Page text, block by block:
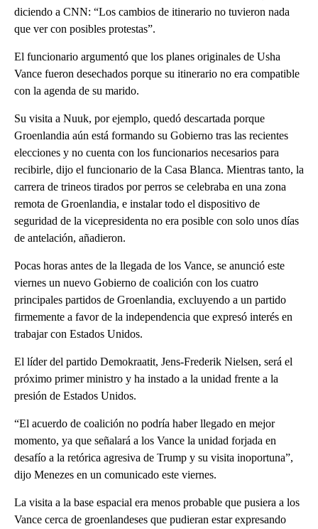
diciendo a CNN: “Los cambios de itinerario no tuvieron nada
que ver con posibles protestas”.
El funcionario argumentó que los planes originales de Usha
Vance fueron desechados porque su itinerario no era compatible
con la agenda de su marido.
Su visita a Nuuk, por ejemplo, quedó descartada porque
Groenlandia aún está formando su Gobierno tras las recientes
elecciones y no cuenta con los funcionarios necesarios para
recibirle, dijo el funcionario de la Casa Blanca. Mientras tanto, la
carrera de trineos tirados por perros se celebraba en una zona
remota de Groenlandia, e instalar todo el dispositivo de
seguridad de la vicepresidenta no era posible con solo unos días
de antelación, añadieron.
Pocas horas antes de la llegada de los Vance, se anunció este
viernes un nuevo Gobierno de coalición con los cuatro
principales partidos de Groenlandia, excluyendo a un partido
firmemente a favor de la independencia que expresó interés en
trabajar con Estados Unidos.
El líder del partido Demokraatit, Jens-Frederik Nielsen, será el
próximo primer ministro y ha instado a la unidad frente a la
presión de Estados Unidos.
“El acuerdo de coalición no podría haber llegado en mejor
momento, ya que señalará a los Vance la unidad forjada en
desafío a la retórica agresiva de Trump y su visita inoportuna”,
dijo Menezes en un comunicado este viernes.
La visita a la base espacial era menos probable que pusiera a los
Vance cerca de groenlandeses que pudieran estar expresando